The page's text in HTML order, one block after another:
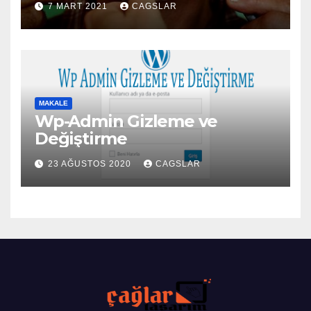
7 MART 2021 CAGSLAR
MAKALE
Wp-Admin Gizleme ve
Değiştirme
23 AĞUSTOS 2020 CAGSLAR